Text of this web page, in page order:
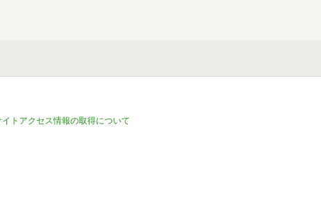
イトアクセス情報の取得について